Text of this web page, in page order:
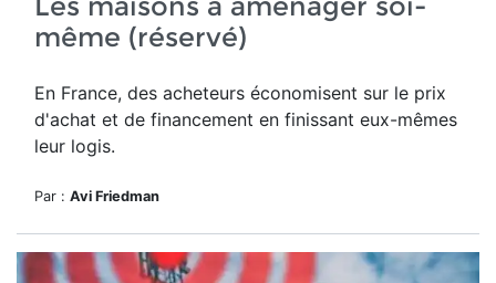
même (réservé)
En France, des acheteurs économisent sur le prix
d'achat et de financement en finissant eux-mêmes
leur logis.
Par : Avi Friedman